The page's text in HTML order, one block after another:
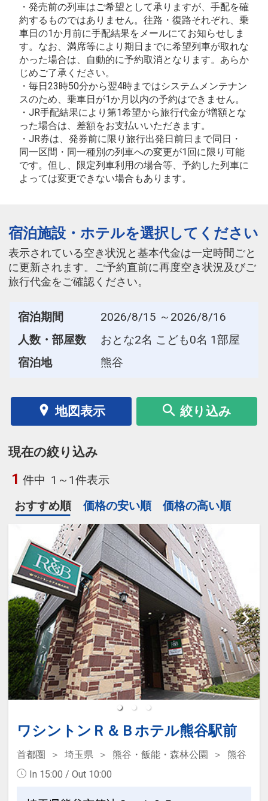
・発売前の列車はご希望として承りますが、手配を確
約するものではありません。往路・復路それぞれ、乗
車日の1か月前に手配結果をメールにてお知らせしま
す。なお、満席等により期日までに希望列車が取れな
かった場合は、自動的に予約取消となります。あらか
じめご了承ください。
・毎日23時50分から翌4時まではシステムメンテナン
スのため、乗車日が1か月以内の予約はできません。
・JR手配結果により第1希望から旅行代金が増額とな
った場合は、差額をお支払いいただきます。
・JR券は、発券前に限り旅行出発日前日まで同日・
同一区間・同一種別の列車への変更が1回に限り可能
です。但し、限定列車利用の場合等、予約した列車に
よっては変更できない場合もあります。
宿泊施設・ホテルを選択してください
表示されている空き状況と基本代金は一定時間ごと
に更新されます。ご予約直前に再度空き状況及びご
旅行代金をご確認ください。
宿泊期間
2026/8/15 ～2026/8/16
人数・部屋数
おとな2名 こども0名 1部屋
宿泊地
熊谷
地図表示 絞り込み
現在の絞り込み
1 件中 1～1件表示
おすすめ順
価格の安い順 価格の高い順
ワシントンＲ＆Ｂホテル熊谷駅前
首都圏 埼玉県 熊谷・飯能・森林公園
熊谷
In 15:00 / Out 10:00